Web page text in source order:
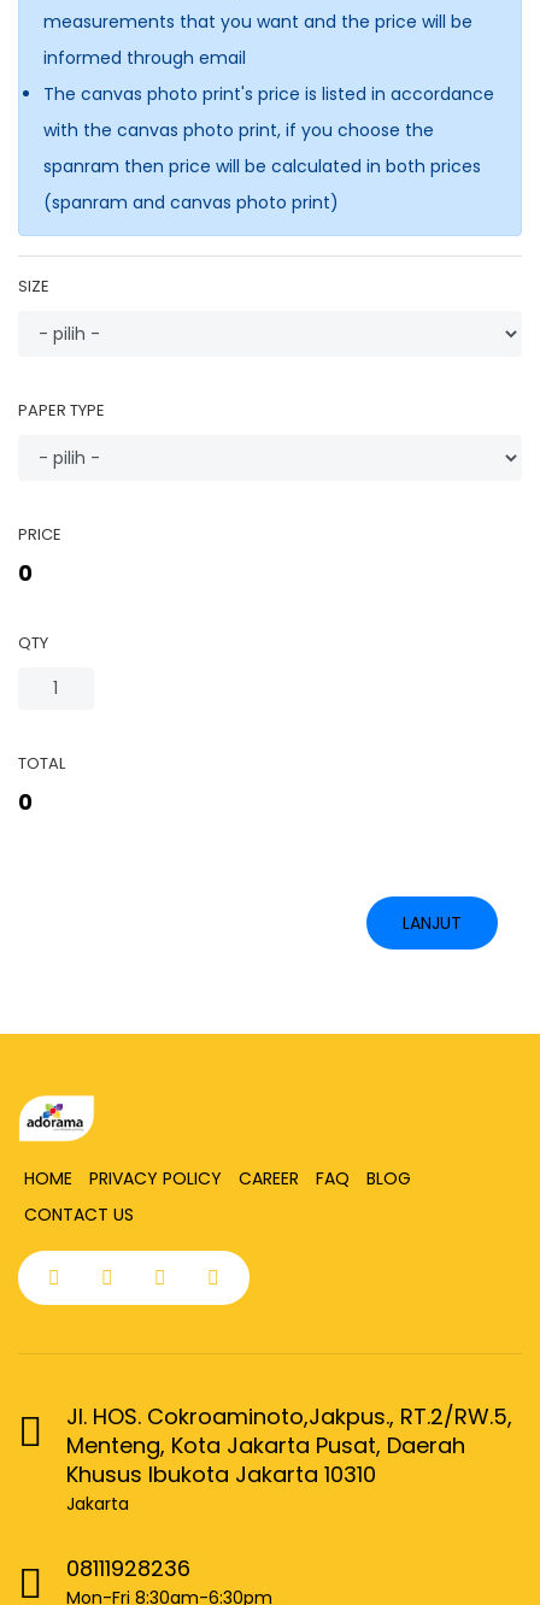
measurements that you want and the price will be
informed through email
The canvas photo print's price is listed in accordance
with the canvas photo print, if you choose the
spanram then price will be calculated in both prices
(spanram and canvas photo print)
SIZE
PAPER TYPE
PRICE
0
QTY
TOTAL
0
LANJUT
HOME PRIVACY POLICY CAREER FAQ
BLOG
CONTACT US
Jl. HOS. Cokroaminoto,Jakpus., RT.2/RW.5,
Menteng, Kota Jakarta Pusat, Daerah
Khusus Ibukota Jakarta 10310
Jakarta
08111928236
Mon-Fri 8:30am-6:30pm